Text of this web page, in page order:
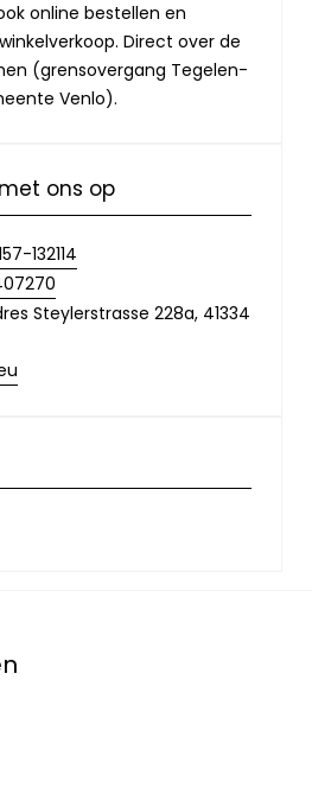
online bestellen en
Direct over de
(grensovergang Tegelen-
Venlo).
ons op
132114
Steylerstrasse 228a, 41334